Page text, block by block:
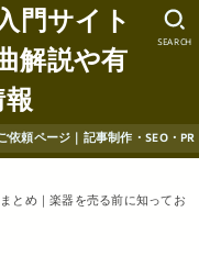
門サイト
解説や有
依頼ページ｜記事制作・SEO・
SEARCH
とめ｜楽器を売る前に知ってお